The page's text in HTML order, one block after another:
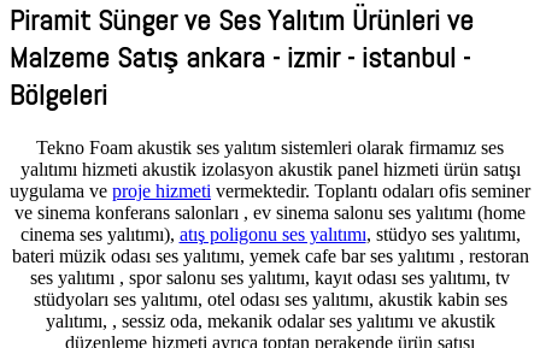
Piramit Sünger ve Ses Yalıtım Ürünleri ve
Malzeme Satış ankara - izmir - istanbul -
Bölgeleri
Tekno Foam akustik ses yalıtım sistemleri olarak firmamız ses
yalıtımı hizmeti akustik izolasyon akustik panel hizmeti ürün satışı
uygulama ve proje hizmeti vermektedir. Toplantı odaları ofis seminer
ve sinema konferans salonları , ev sinema salonu ses yalıtımı (home
cinema ses yalıtımı), atış poligonu ses yalıtımı, stüdyo ses yalıtımı,
bateri müzik odası ses yalıtımı, yemek cafe bar ses yalıtımı , restoran
ses yalıtımı , spor salonu ses yalıtımı, kayıt odası ses yalıtımı, tv
stüdyoları ses yalıtımı, otel odası ses yalıtımı, akustik kabin ses
yalıtımı, , sessiz oda, mekanik odalar ses yalıtımı ve akustik
düzenleme hizmeti ayrıca toptan perakende ürün satışı